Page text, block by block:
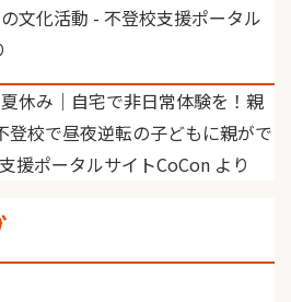
文化活動 - 不登校支援ポータル
休み｜自宅で非日常体験を！親
登校で昼夜逆転の子どもに親がで
援ポータルサイトCoCon より